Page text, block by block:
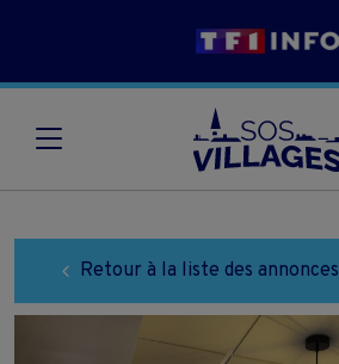
Retour à la liste des annonces